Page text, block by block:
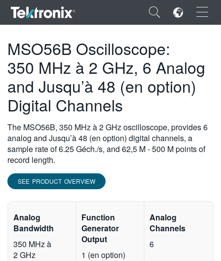
×
DEUTSCH
VIỆT NAM
简体中文
繁體中文
MSO56B Oscilloscope:
350 MHz à 2 GHz, 6 Analog
and Jusqu’à 48 (en option)
Digital Channels
The MSO56B, 350 MHz à 2 GHz oscilloscope, provides 6
analog and Jusqu’à 48 (en option) digital channels, a
sample rate of 6.25 Géch./s, and 62,5 M - 500 M points of
record length.
SEE PRODUCT OVERVIEW
Analog
Bandwidth
350 MHz à
2 GHz
Function
Generator
Output
1 (en option)
Analog
Channels
6